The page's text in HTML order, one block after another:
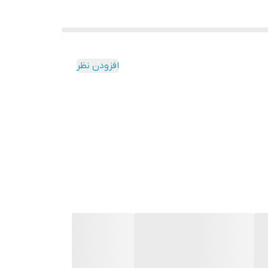
افزودن نظر